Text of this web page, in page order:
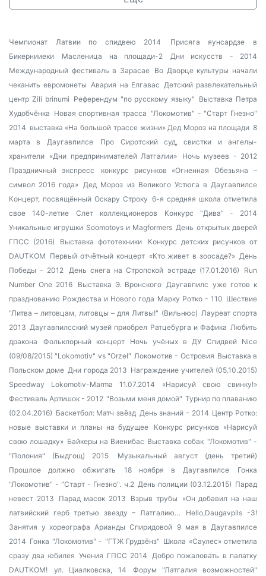
Чемпионат Латвии по спидвею 2014
Присяга яунсардзе в
Бикернииеки
Масленица на площади-2
Дни искусств - 2014
Международный фестиваль в Зарасае Во Дворце культуры начали
чеканить евромонеты Авария на Елгавас Детский развлекательный
центр Zili brinumi Референдум "по русскому языку" Выставка Петра
Худобчёнка Новая спортивная трасса "Локомотив" - "Старт Гнезно"
2014 выставка «На большой трассе жизни»Дед Мороз на площади 8
марта в Даугавпилсе
Про Сиротский суд, свистки и ангелы-
хранители «Дни предпринимателей Латгалии»
Ночь музеев - 2012
Праздничный экспресс
конкурс рисунков «Огненная Обезьяна –
символ 2016 года» Дед Мороз из Великого Устюга в Даугавпилсе
Концерт, посвящённый Оскару Строку 6-я средняя школа отметила
свое 140-летие
Слет коллекционеров
Конкурс "Дива" - 2014
Уникальные игрушки Soomotoys и Magformers День открытых дверей
ГПСС (2016)
Выставка фототехники
Конкурс детских рисунков от
DAUTKOM Первый отчётный концерт «Кто живет в зоосаде?» День
Победы - 2012 День снега на Стропской эстраде (17.01.2016)
Run
Number One 2016
Выставка Э. Вронского Даугавпилс уже готов к
празднованию Рождества и Нового года Марку Ротко - 110 Шествие
"Литва – литовцам, литовцы – для Литвы!" (Вильнюс) Лауреат спорта
2013 Даугавпилсский музей приобрел Ратцебурга и Фафика Любить
дракона
Фольклорный концерт Ночь учёных в ДУ
Спидвей Nice
(09/08/2015) "Lokomotiv" vs "Orzel" Локомотив - Островия Выставка в
Польском доме Дни города 2013 Награждение учителей (05.10.2015)
Speedway Lokomotiv-Marma 11.07.2014
«Нарисуй свою свинку!»
Фестиваль Артишок - 2012 "Возьми меня домой" Турнир по плаванию
(02.04.2016) Баскетбол: Матч звёзд День знаний - 2014 Центр Ротко:
новые выставки и планы на будущее
Конкурс рисунков «Нарисуй
свою лошадку» Байкеры на Виенибас Выставка собак "Локомотив" -
"Полония" (Быдгощ) 2015
Музыкальный август (день третий)
Прошлое должно обжигать
18 ноября в Даугавпилсе
Гонка
"Локомотив" - "Старт - Гнезно". ч.2 День полиции (03.12.2015) Парад
невест 2013
Парад масок 2013 Взрыв трубы
«Он добавил на наш
латвийский герб третью звезду – Латгалию…
Hello,Daugavpils -3!
Занятия у хореографа Арианды Спиридовой
9 мая в Даугавпилсе
2014 Гонка "Локомотив" - "ГТЖ Грудзёнз" Школа «Саулес» отметила
сразу два юбилея Учения ГПСС 2014 Добро пожаловать в палатку
DAUTKOM!
ул. Циалковска, 14
Форум "Латгалия возможностей"